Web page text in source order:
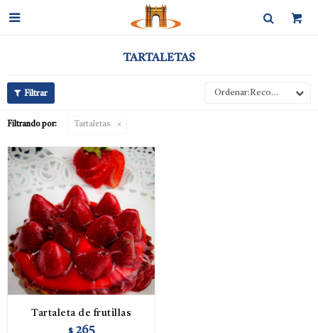

TARTALETAS
Recomendados
Filtrando por: Tartaletas
Tartaleta de frutillas